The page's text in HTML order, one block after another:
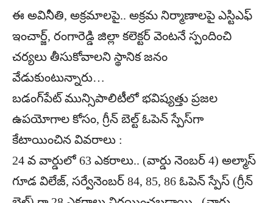
ఈ అవినీతి, అక్రమాలపై.. అక్రమ నిర్మాణాలపై ఎస్టిఎఫ్‌
ఇంచార్జ్‌, రంగారెడ్డి జిల్లా కలెక్టర్‌ వెంటనే స్పందించి
చర్యలు తీసుకోవాలని స్థానిక జనం
వేడుకుంటున్నారు…
బడంగ్‌పేట్‌ మున్సిపాలిటీలో భవిష్యత్తు ప్రజల
ఉపయోగాల కోసం, గ్రీన్‌ బెల్ట్‌ ఓపెన్‌ స్పేస్‌గా
కేటాయించిన వివరాలు :
24 వ వార్డులో 63 ఎకరాలు.. (వార్డు నెంబర్‌ 4) అల్మాస్‌
గూడ విలేజ్‌, సర్వేనెంబర్‌ 84, 85, 86 ఓపెన్‌ స్పేస్‌ (గ్రీన్‌